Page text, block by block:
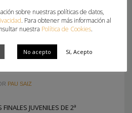
SE IMPONE AL LEVANTE
PAU SAIZ
JUVENILES DE 2ª
sobre nuestras políticas de datos,
. Para obtener más información al
nuestra Política de Cookies.
No acepto Sí, Acepto